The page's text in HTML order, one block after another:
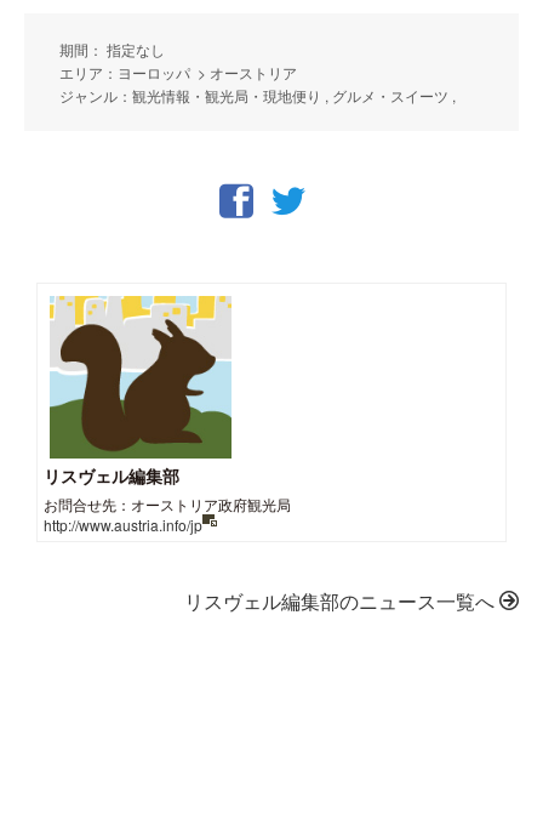
期間： 指定なし
エリア：ヨーロッパ > オーストリア
ジャンル：観光情報・観光局・現地便り , グルメ・スイーツ ,
リスヴェル編集部
お問合せ先：オーストリア政府観光局
http://www.austria.info/jp
リスヴェル編集部のニュース一覧へ